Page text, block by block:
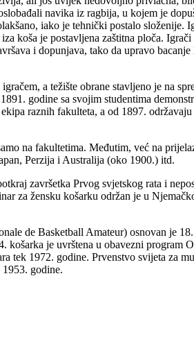
navika iz ragbija, u kojem je
iako je tehnički postalo
koša je postavljena zaštitna ploča.
i dopunjava, tako da upravo
a težište obrane stavljeno je na
godine sa svojim studentima
raznih fakulteta, a od 1897.
na fakultetima. Međutim, već na
Perzija i Australija (oko 1900.) itd.
završetka Prvog svjetskog rata i
za žensku košarku održan je u
de Basketball Amateur) osnovan je
košarka je uvrštena u obavezni
tek 1972. godine. Prvenstvo svijeta za
godine.